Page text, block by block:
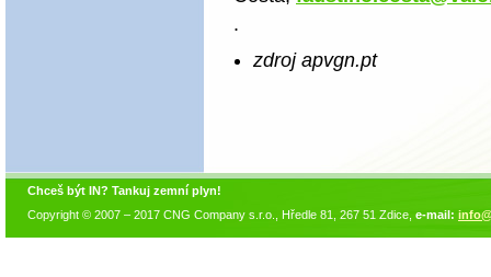
.
zdroj apvgn.pt
Chceš být IN? Tankuj zemní plyn!
Copyright © 2007 – 2017 CNG Company s.r.o., Hředle 81, 267 51 Zdice, e-mail: